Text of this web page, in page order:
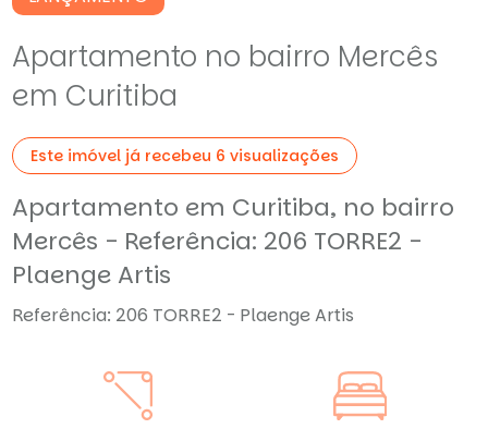
Apartamento no bairro Mercês
em Curitiba
Este imóvel já recebeu 6 visualizações
Apartamento em Curitiba, no bairro
Mercês - Referência: 206 TORRE2 -
Plaenge Artis
Referência: 206 TORRE2 - Plaenge Artis